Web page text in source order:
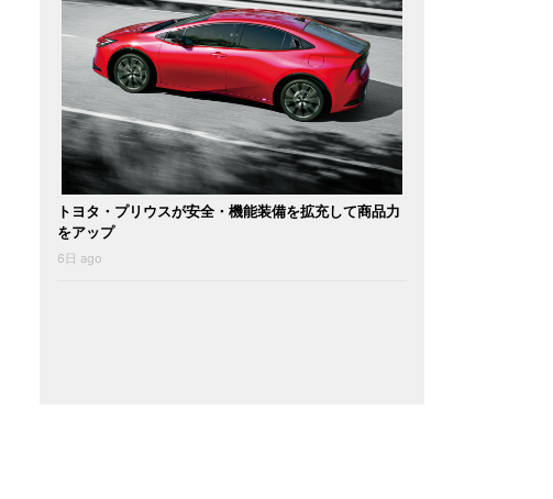
トヨタ・プリウスが安全・機能装備を拡充して商品力
をアップ
6日 ago